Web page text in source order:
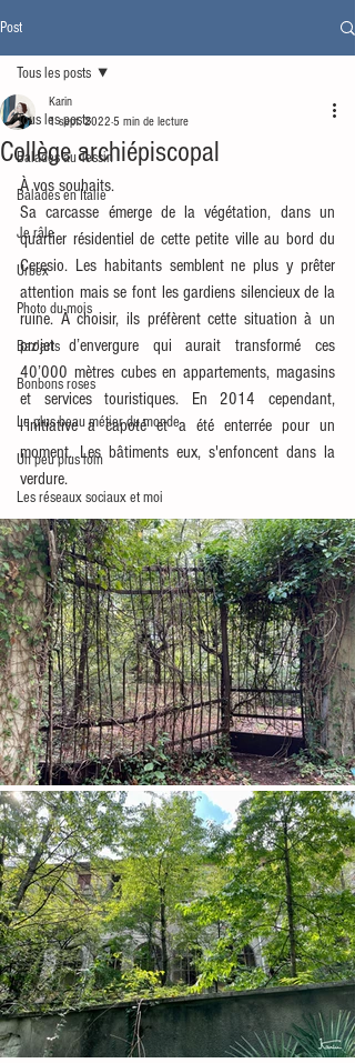
Post
Tous les posts
Balades au Tessin
Balades en Italie
Je râle
Urbex
Photo du mois
Baz'arts
Bonbons roses
Le plus beau métier du monde
Un peu plus loin
Les réseaux sociaux et moi
Tous les posts
Collège archiépiscopal
Karin
1 sept. 2022 5 min de lecture
À vos souhaits.
Sa carcasse émerge de la végétation, dans un
quartier résidentiel de cette petite ville au bord du
Ceresio. Les habitants semblent ne plus y prêter
attention mais se font les gardiens silencieux de la
ruine. À choisir, ils préfèrent cette situation à un
projet d’envergure qui aurait transformé ces
40’000 mètres cubes en appartements, magasins
et services touristiques. En 2014 cependant,
l’initiative a capoté et a été enterrée pour un
moment. Les bâtiments eux, s'enfoncent dans la
verdure.